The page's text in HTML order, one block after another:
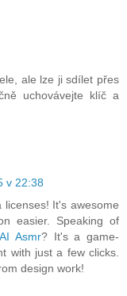
ale lze ji sdílet přes
uchovávejte klíč a
v 22:38
It's awesome
easier. Speaking of
AI Asmr? It's a game-
with just a few clicks.
design work!